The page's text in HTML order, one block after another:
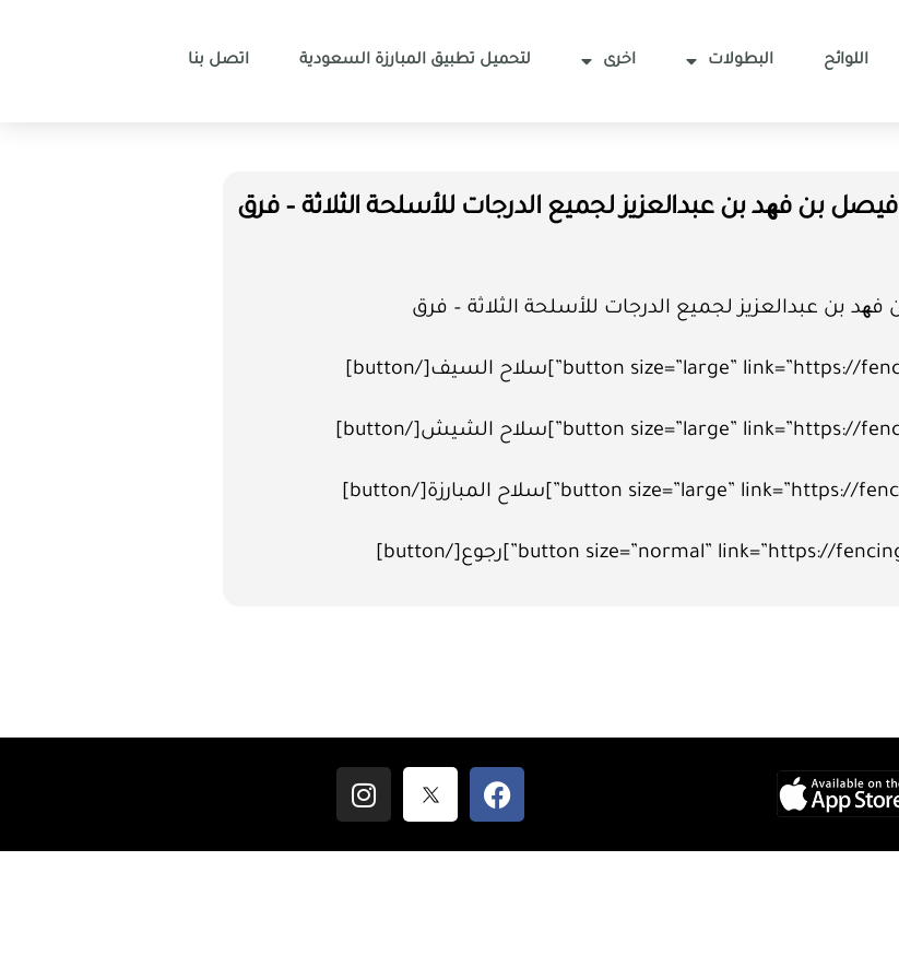
اللوائح البطولات اخرى لتحميل تطبيق المبارزة السعودية اتصل بنا
بن فھد بن عبدالعزيز لجميع الدرجات للأسلحة الثلاثة – فرق
بن عبدالعزيز لجميع الدرجات للأسلحة الثلاثة – فرق